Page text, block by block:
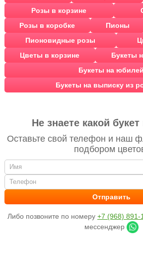
Розы в корзине
Розы в коробке
Пионы
Пионовидные розы
Цветы в корзине
Букеты
Букеты на юбилей
Букеты на выписку из
Не знаете какой
Оставьте свой телефон и наш
подбором
Либо позвоните по номеру +7 (968) 891-
мессенджер